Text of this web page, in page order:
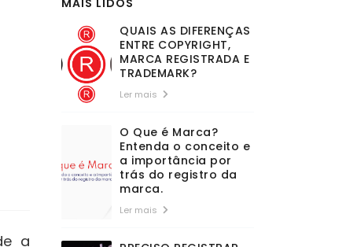
a
MAIS LIDOS
QUAIS AS DIFERENÇAS
ENTRE COPYRIGHT,
MARCA REGISTRADA E
TRADEMARK?
Ler mais
O Que é Marca?
Entenda o conceito e
a importância por
trás do registro da
marca.
Ler mais